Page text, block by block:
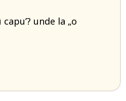
unde la „o